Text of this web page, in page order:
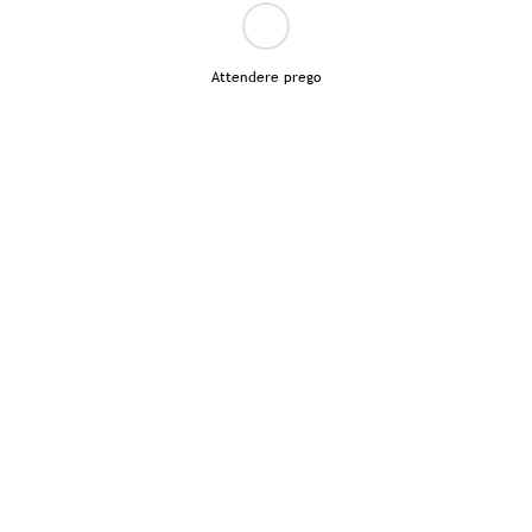
Attendere prego